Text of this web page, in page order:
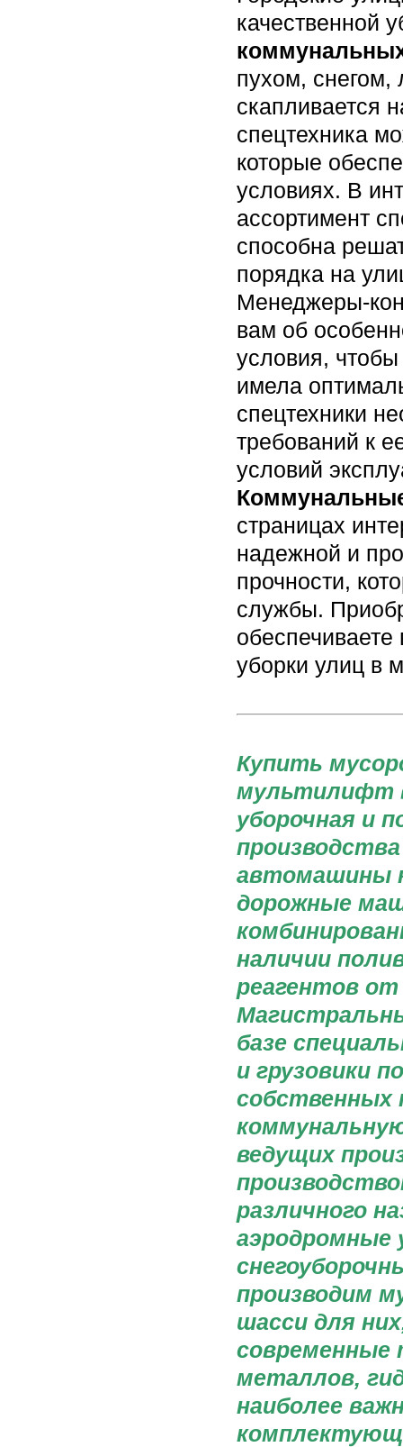
качественной
пухом, снегом,
скапливается
спецтехника
которые
условиях. В
ассортимент
способна
порядка на
Менеджеры-
вам об
условия,
имела
спецтехники
требований к
условий
страницах
надежной и
прочности,
службы.
уборки улиц в
Купить
мультилифт
уборочная и
автомашины
дорожные
наличии
реагентов
базе
и грузовики
собственных
ведущих
различного
аэродромные
производим
шасси для
современные
металлов,
наиболее